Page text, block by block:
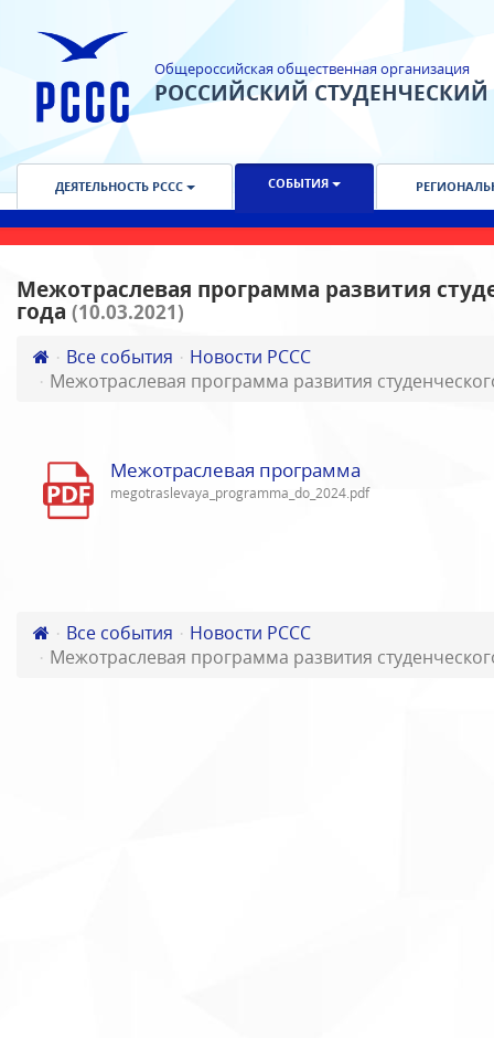
Общероссийская общественная организация
РОССИЙСКИЙ
ДЕЯТЕЛЬНОСТЬ РССС СОБЫТИЯ
Межотраслевая программа развития
года (10.03.2021)
Все события
Новости РССС
Межотраслевая программа развития
Межотраслевая программа
megotraslevaya_programma_do_2024.pdf
Все события
Новости РССС
Межотраслевая программа развития